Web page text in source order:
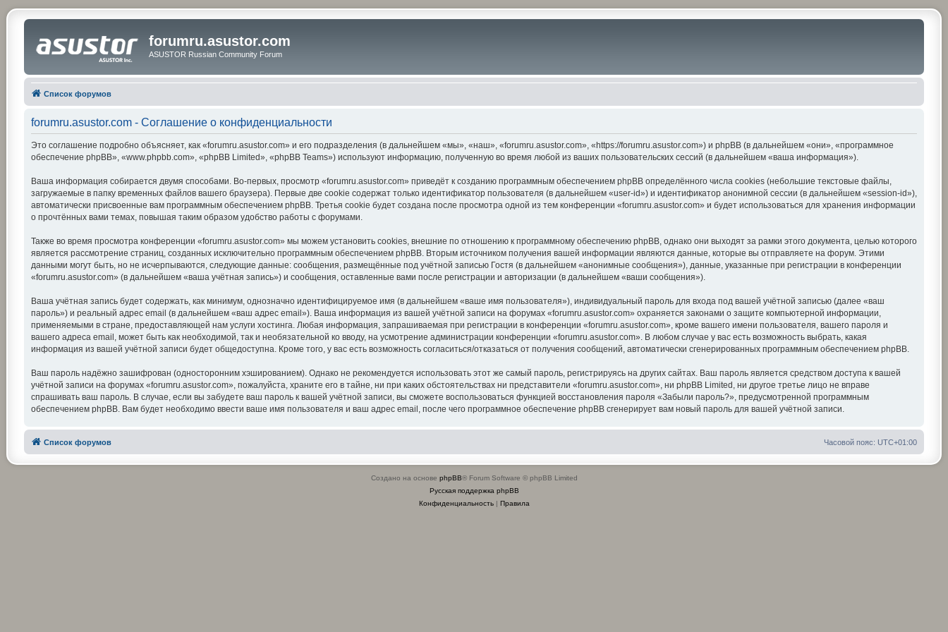
forumru.asustor.com
ASUSTOR Russian Community Forum
Список форумов
forumru.asustor.com - Соглашение о конфиденциальности
Это соглашение подробно объясняет, как «forumru.asustor.com» и его подразделения (в дальнейшем «мы», «наш», «forumru.asustor.com», «https://forumru.asustor.com») и phpBB (в дальнейшем «они», «программное
обеспечение phpBB», «www.phpbb.com», «phpBB Limited», «phpBB Teams») используют информацию, полученную во время любой из ваших пользовательских сессий (в дальнейшем «ваша информация»).
Ваша информация собирается двумя способами. Во-первых, просмотр «forumru.asustor.com» приведёт к созданию программным обеспечением phpBB определённого числа cookies (небольшие текстовые файлы,
загружаемые в папку временных файлов вашего браузера). Первые две cookie содержат только идентификатор пользователя (в дальнейшем «user-id») и идентификатор анонимной сессии (в дальнейшем «session-id»),
автоматически присвоенные вам программным обеспечением phpBB. Третья cookie будет создана после просмотра одной из тем конференции «forumru.asustor.com» и будет использоваться для хранения информации
о прочтённых вами темах, повышая таким образом удобство работы с форумами.
Также во время просмотра конференции «forumru.asustor.com» мы можем установить cookies, внешние по отношению к программному обеспечению phpBB, однако они выходят за рамки этого документа, целью которого
является рассмотрение страниц, созданных исключительно программным обеспечением phpBB. Вторым источником получения вашей информации являются данные, которые вы отправляете на форум. Этими
данными могут быть, но не исчерпываются, следующие данные: сообщения, размещённые под учётной записью Гостя (в дальнейшем «анонимные сообщения»), данные, указанные при регистрации в конференции
«forumru.asustor.com» (в дальнейшем «ваша учётная запись») и сообщения, оставленные вами после регистрации и авторизации (в дальнейшем «ваши сообщения»).
Ваша учётная запись будет содержать, как минимум, однозначно идентифицируемое имя (в дальнейшем «ваше имя пользователя»), индивидуальный пароль для входа под вашей учётной записью (далее «ваш
пароль») и реальный адрес email (в дальнейшем «ваш адрес email»). Ваша информация из вашей учётной записи на форумах «forumru.asustor.com» охраняется законами о защите компьютерной информации,
применяемыми в стране, предоставляющей нам услуги хостинга. Любая информация, запрашиваемая при регистрации в конференции «forumru.asustor.com», кроме вашего имени пользователя, вашего пароля и
вашего адреса email, может быть как необходимой, так и необязательной ко вводу, на усмотрение администрации конференции «forumru.asustor.com». В любом случае у вас есть возможность выбрать, какая
информация из вашей учётной записи будет общедоступна. Кроме того, у вас есть возможность согласиться/отказаться от получения сообщений, автоматически сгенерированных программным обеспечением phpBB.
Ваш пароль надёжно зашифрован (односторонним хэшированием). Однако не рекомендуется использовать этот же самый пароль, регистрируясь на других сайтах. Ваш пароль является средством доступа к вашей
учётной записи на форумах «forumru.asustor.com», пожалуйста, храните его в тайне, ни при каких обстоятельствах ни представители «forumru.asustor.com», ни phpBB Limited, ни другое третье лицо не вправе
спрашивать ваш пароль. В случае, если вы забудете ваш пароль к вашей учётной записи, вы сможете воспользоваться функцией восстановления пароля «Забыли пароль?», предусмотренной программным
обеспечением phpBB. Вам будет необходимо ввести ваше имя пользователя и ваш адрес email, после чего программное обеспечение phpBB сгенерирует вам новый пароль для вашей учётной записи.
Список форумов Часовой пояс: UTC+01:00
Создано на основе phpBB® Forum Software © phpBB Limited
Русская поддержка phpBB
Конфиденциальность| Правила